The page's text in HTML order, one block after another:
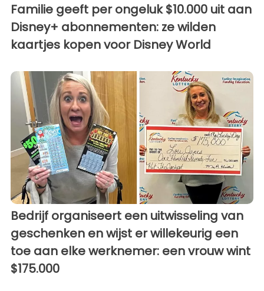
Familie geeft per ongeluk $10.000 uit aan
Disney+ abonnementen: ze wilden
kaartjes kopen voor Disney World
Bedrijf organiseert een uitwisseling van
geschenken en wijst er willekeurig een
toe aan elke werknemer: een vrouw wint
$175.000